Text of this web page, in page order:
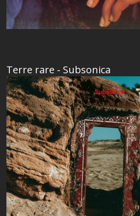
Terre rare - Subsonica